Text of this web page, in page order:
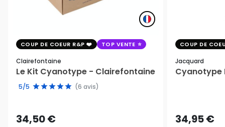
COUP DE COEUR R&P TOP VENTE
Clairefontaine
Le Kit Cyanotype - Clairefontaine
5/5 (6 avis)
34,50 €
COUP DE
Jacquard
Cyanotype
34,95 €